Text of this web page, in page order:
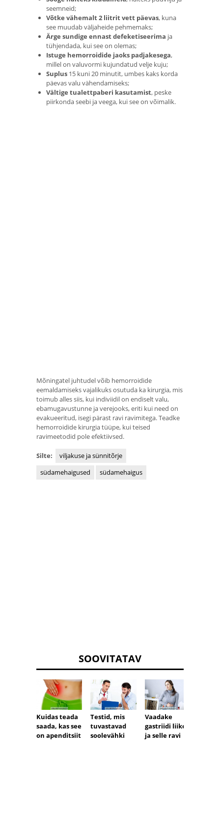
seemneid;
Võtke vähemalt 2 liitrit vett päevas, kuna
see muudab väljaheide pehmemaks;
Ärge sundige ennast defeketiseerima ja
tühjendada, kui see on olemas;
Istuge hemorroidide jaoks padjakesega,
millel on valuvormi kujundatud velje kuju;
Suplus 15 kuni 20 minutit, umbes kaks korda
päevas valu vähendamiseks;
Vältige tualettpaberi kasutamist, peske
piirkonda seebi ja veega, kui see on võimalik.
Mõningatel juhtudel võib hemorroidide
eemaldamiseks vajalikuks osutuda ka kirurgia, mis
toimub alles siis, kui indiviidil on endiselt valu,
ebamugavustunne ja verejooks, eriti kui need on
evakueeritud, isegi pärast ravi ravimitega. Teadke
hemorroidide kirurgia tüüpe, kui teised
ravimeetodid pole efektiivsed.
Silte:
viljakuse ja sünnitõrje
südamehaigused
südamehaigus
SOOVITATAV
Kuidas teada
saada, kas see
on apenditsiit
Testid, mis
tuvastavad
soolevähki
Vaadake
gastriidi liike
ja selle ravi